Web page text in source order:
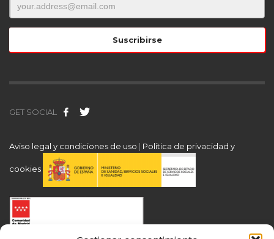
GET SOCIAL
Aviso legal y condiciones de uso | Política de privacidad y
cookies